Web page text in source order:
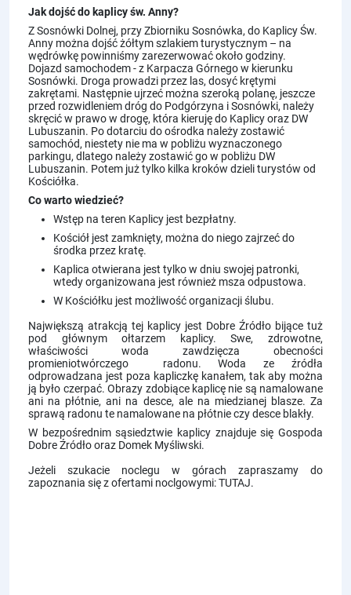
Jak dojść do kaplicy św. Anny?
Z Sosnówki Dolnej, przy Zbiorniku Sosnówka, do Kaplicy Św.
Anny można dojść żółtym szlakiem turystycznym – na
wędrówkę powinniśmy zarezerwować około godziny.
Dojazd samochodem - z Karpacza Górnegow kierunku
Sosnówki. Droga prowadzi przez las, dosyć krętymi
zakrętami. Następnie ujrzeć można szeroką polanę, jeszcze
przed rozwidleniem dróg do Podgórzyna i Sosnówki, należy
skręcić w prawo w drogę, która kieruję do Kaplicy oraz DW
Lubuszanin. Po dotarciu do ośrodka należy zostawić
samochód, niestety nie ma w pobliżu wyznaczonego
parkingu, dlatego należy zostawić go w pobliżu DW
Lubuszanin. Potem już tylko kilka kroków dzieli turystów od
Kościółka.
Co warto wiedzieć?
Wstęp na teren Kaplicy jest bezpłatny.
Kościół jest zamknięty, można do niego zajrzeć do
środka przez kratę.
Kaplica otwierana jest tylko w dniu swojej patronki,
wtedy organizowana jest również msza odpustowa.
W Kościółku jest możliwość organizacji ślubu.
Największą atrakcją tej kaplicy jest Dobre Źródło bijące tuż
pod głównym ołtarzem kaplicy. Swe, zdrowotne,
właściwości woda zawdzięcza obecności
promieniotwórczego radonu. Woda ze źródła
odprowadzana jest poza kapliczkę kanałem, tak aby można
ją było czerpać. Obrazy zdobiące kaplicę nie są namalowane
ani na płótnie, ani na desce, ale na miedzianej blasze. Za
sprawą radonu te namalowane na płótnie czy desce blakły.
W bezpośrednim sąsiedztwie kaplicy znajduje się Gospoda
Dobre Źródło oraz Domek Myśliwski.
Jeżeli szukacie noclegu w górach zapraszamy do
zapoznania się z ofertami noclgowymi:TUTAJ.